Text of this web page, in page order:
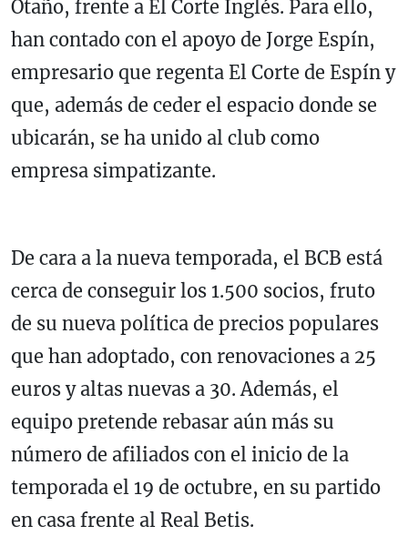
Otaño, frente a El Corte Inglés. Para ello,
han contado con el apoyo de Jorge Espín,
empresario que regenta El Corte de Espín y
que, además de ceder el espacio donde se
ubicarán, se ha unido al club como
empresa simpatizante.
De cara a la nueva temporada, el BCB está
cerca de conseguir los 1.500 socios, fruto
de su nueva política de precios populares
que han adoptado, con renovaciones a 25
euros y altas nuevas a 30. Además, el
equipo pretende rebasar aún más su
número de afiliados con el inicio de la
temporada el 19 de octubre, en su partido
en casa frente al Real Betis.